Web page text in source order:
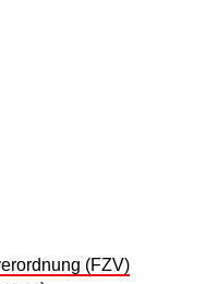
(FZV)